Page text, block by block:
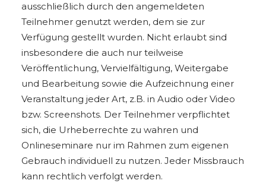
ausschließlich durch den angemeldeten
Teilnehmer genutzt werden, dem sie zur
Verfügung gestellt wurden. Nicht erlaubt sind
insbesondere die auch nur teilweise
Veröffentlichung, Vervielfältigung, Weitergabe
und Bearbeitung sowie die Aufzeichnung einer
Veranstaltung jeder Art, z.B. in Audio oder Video
bzw. Screenshots. Der Teilnehmer verpflichtet
sich, die Urheberrechte zu wahren und
Onlineseminare nur im Rahmen zum eigenen
Gebrauch individuell zu nutzen. Jeder Missbrauch
kann rechtlich verfolgt werden.